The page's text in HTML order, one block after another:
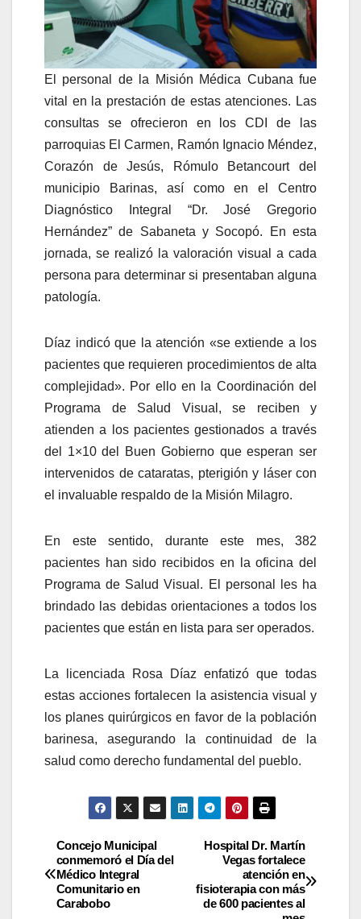
El personal de la Misión Médica Cubana fue
vital en la prestación de estas atenciones. Las
consultas se ofrecieron en los CDI de las
parroquias El Carmen, Ramón Ignacio Méndez,
Corazón de Jesús, Rómulo Betancourt del
municipio Barinas, así como en el Centro
Diagnóstico Integral “Dr. José Gregorio
Hernández” de Sabaneta y Socopó. En esta
jornada, se realizó la valoración visual a cada
persona para determinar si presentaban alguna
patología.
Díaz indicó que la atención «se extiende a los
pacientes que requieren procedimientos de alta
complejidad». Por ello en la Coordinación del
Programa de Salud Visual, se reciben y
atienden a los pacientes gestionados a través
del 1×10 del Buen Gobierno que esperan ser
intervenidos de cataratas, pterigión y láser con
el invaluable respaldo de la Misión Milagro.
En este sentido, durante este mes, 382
pacientes han sido recibidos en la oficina del
Programa de Salud Visual. El personal les ha
brindado las debidas orientaciones a todos los
pacientes que están en lista para ser operados.
La licenciada Rosa Díaz enfatizó que todas
estas acciones fortalecen la asistencia visual y
los planes quirúrgicos en favor de la población
barinesa, asegurando la continuidad de la
salud como derecho fundamental del pueblo.
Hospital Dr. Martín
Vegas fortalece
atención en
fisioterapia con más
de 600 pacientes al
Concejo Municipal
conmemoró el Día del
Médico Integral
Comunitario en
Carabobo